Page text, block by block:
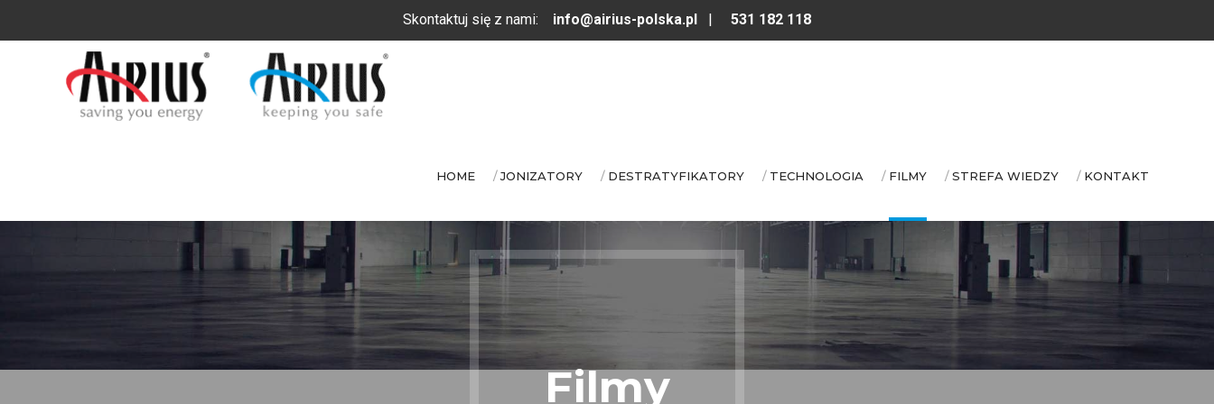
Skontaktuj się z nami: info@airius-polska.pl | 531 182 118
HOME JONIZATORY DESTRATYFIKATORY TECHNOLOGIA FILMY STREFA WIEDZY KONTAKT
Filmy